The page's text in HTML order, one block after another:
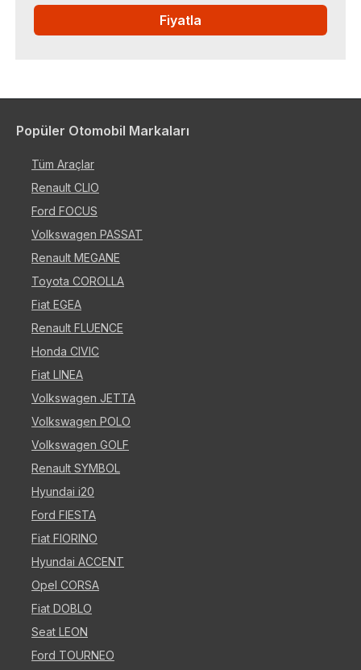
Fiyatla
Popüler Otomobil Markaları
Tüm Araçlar
Renault CLIO
Ford FOCUS
Volkswagen PASSAT
Renault MEGANE
Toyota COROLLA
Fiat EGEA
Renault FLUENCE
Honda CIVIC
Fiat LINEA
Volkswagen JETTA
Volkswagen POLO
Volkswagen GOLF
Renault SYMBOL
Hyundai i20
Ford FIESTA
Fiat FIORINO
Hyundai ACCENT
Opel CORSA
Fiat DOBLO
Seat LEON
Ford TOURNEO